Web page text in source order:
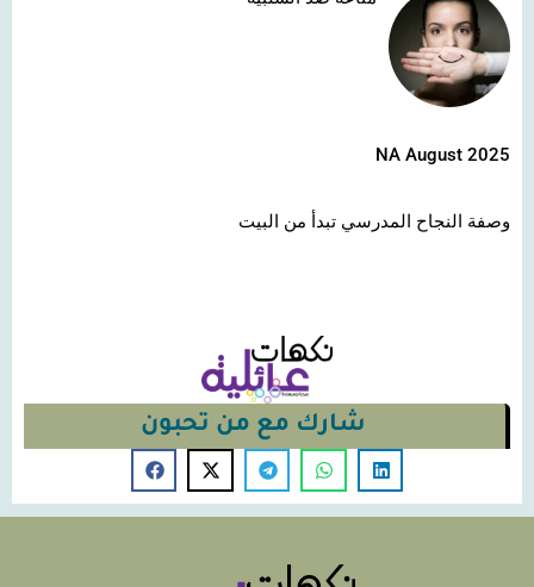
NA August 2025
وصفة النجاح المدرسي تبدأ من البيت
شارك مع من تحبون